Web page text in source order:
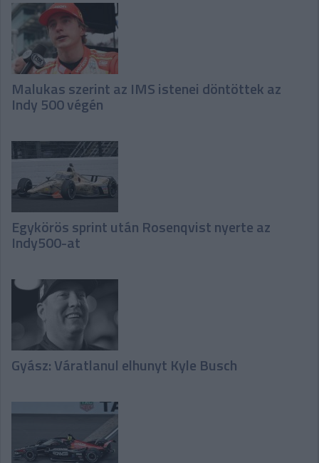
Malukas szerint az IMS istenei döntöttek az
Indy 500 végén
Egykörös sprint után Rosenqvist nyerte az
Indy500-at
Gyász: Váratlanul elhunyt Kyle Busch